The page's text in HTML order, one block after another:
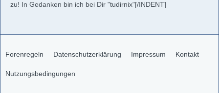
zu! In Gedanken bin ich bei Dir "tudirnix"[/INDENT]
Forenregeln Datenschutzerklärung Impressum Kontakt
Nutzungsbedingungen